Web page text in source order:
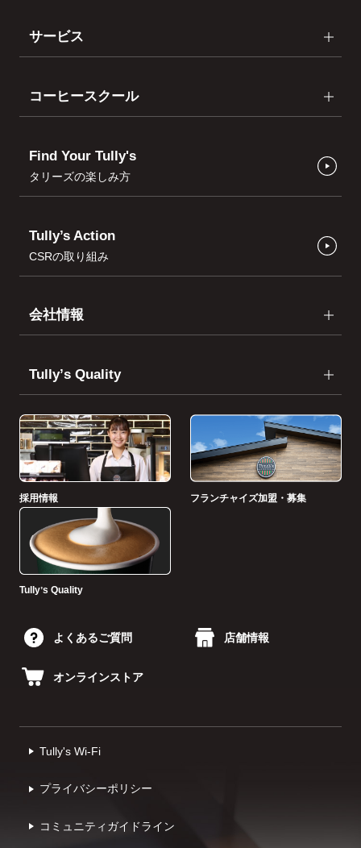
サービス
コーヒースクール
Find Your Tully's
タリーズの楽しみ方
Tully’s Action
CSRの取り組み
会社情報
Tullyʼs Quality
採用情報 フランチャイズ加盟・募集
Tullyʼs Quality
よくあるご質問 店舗情報
オンラインストア
Tully's Wi-Fi
プライバシーポリシー
コミュニティガイドライン